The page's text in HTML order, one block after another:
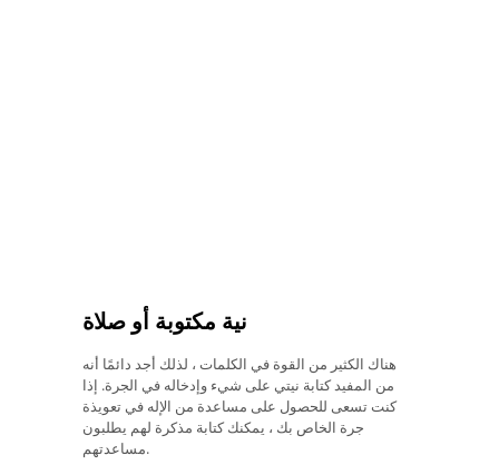
نية مكتوبة أو صلاة
هناك الكثير من القوة في الكلمات ، لذلك أجد دائمًا أنه
من المفيد كتابة نيتي على شيء وإدخاله في الجرة. إذا
كنت تسعى للحصول على مساعدة من الإله في تعويذة
جرة الخاص بك ، يمكنك كتابة مذكرة لهم يطلبون
مساعدتهم.